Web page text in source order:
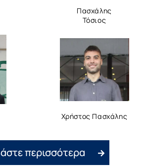
Πασχάλης
Τόσιος
Χρήστος Πασχάλης
περισσότερα